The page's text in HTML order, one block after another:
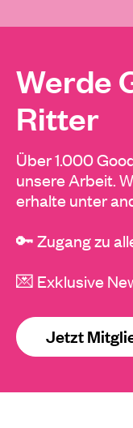
Werde
Ritter
Über 1.000
unsere Arbeit.
erhalte unter
🔑 Zugang zu
💌 Exklusive
Jetzt